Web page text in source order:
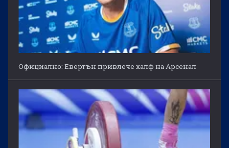
Официално: Евертън привлече халф на Арсенал